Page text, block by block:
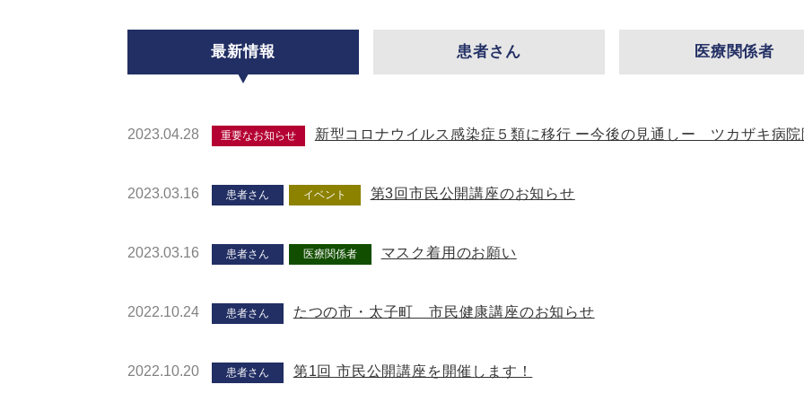
最新情報 患者さん 医療関係者
2023.04.28 重要なお知らせ 新型コロナウイルス感染症５類に移行 ー今後の見通しー ツカザキ病院
2023.03.16 患者さん イベント 第3回市民公開講座のお知らせ
2023.03.16 患者さん 医療関係者 マスク着用のお願い
2022.10.24 患者さん たつの市・太子町 市民健康講座のお知らせ
2022.10.20 患者さん 第1回 市民公開講座を開催します！